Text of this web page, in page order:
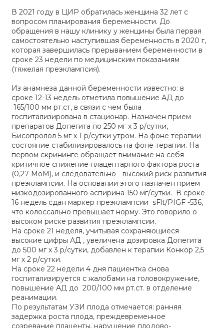
В 2021 году в ЦИР обратилась женщина 32 лет с
вопросом планирования беременности. До
обращения в нашу клинику у женщины была первая
самостоятельно наступившая беременность в 2020 г,
которая завершилась прерыванием беременности в
сроке 23 недели по медицинским показаниям
(тяжелая преэклампсия).
Из анамнеза данной беременности известно: в
сроке 12-13 недель отметила повышение АД до
165/100 мм рт.ст, в связи с чем была
госпитализирована в стационар. Назначен прием
препаратов Допегита по 250 мг х 3 р/сутки,
Бисопролол 5 мг х 1 р/сутки утром. На фоне терапии
состояние стабилизировалось на фоне терапии. На
первом скрининге обращает внимание на себя
критичное снижение плацентарного фактора роста
(0,27 МоМ), и следовательно - высокий риск развития
преэклампсии. На основании этого назначен прием
низкодозированного аспирина 150 мг/сутки. В сроке
16 недель сдан маркер преэклампсии sFlt/PIGF -536,
что колоссально превышает норму. Это говорило о
высоком риске развития преэклампсии.
На сроке 21 неделя, учитывая сохраняющиеся
высокие цифры АД , увеличена дозировка Допегита
до 500 мг х 3 р/сутки, добавлен к терапии Конкор 2,5
мг х 2 р/сутки.
На сроке 22 недели 4 дня пациентка снова
госпитализируется с жалобами на головокружение,
повышение АД до 200/100 мм рт.ст. в отделение
реанимации.
По результатам УЗИ плода отмечается: ранняя
задержка роста плода, преждевременное
созревание плаценты, нарушение плодово-